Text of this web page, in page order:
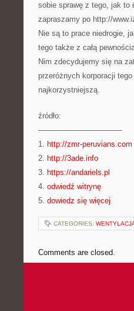
sobie sprawę z tego, jak to
zapraszamy po http://
Nie są to prace niedrogie,
tego także z całą
Nim zdecydujemy się na
przeróżnych korporacji
najkorzystniejszą.
źródło:
———————————
1. http://zmr-peruvians.com
2. http://3ade.info
3. https://andariels.pl
4. odwiedź witrynę
5. dowiedz się więcej
CATEGORIES:
Comments are closed.